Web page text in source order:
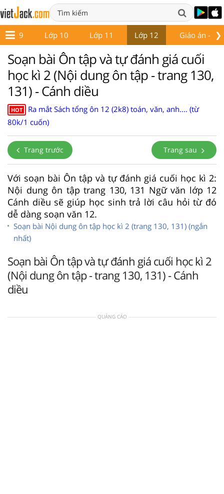
❯
Lớp 9 Lớp 10 Lớp 11 Lớp 12 Giáo án -
Soạn bài Ôn tập và tự đánh giá cuối
học kì 2 (Nội dung ôn tập - trang 130,
131) - Cánh diều
HOT
Ra mắt Sách tổng ôn 12 (2k8) toán, văn, anh.... (từ
80k/1 cuốn)
Trang trước Trang sau
Với soạn bài Ôn tập và tự đánh giá cuối học kì 2:
Nội dung ôn tập trang 130, 131 Ngữ văn lớp 12
Cánh diều sẽ giúp học sinh trả lời câu hỏi từ đó
dễ dàng soạn văn 12.
Soạn bài Nội dung ôn tập học kì 2 (trang 130, 131) (ngắn
nhất)
Soạn bài Ôn tập và tự đánh giá cuối học kì 2
(Nội dung ôn tập - trang 130, 131) - Cánh
diều
QUẢNG CÁO